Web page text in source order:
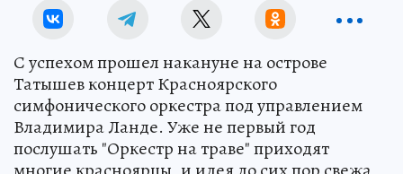
С успехом прошел накануне на острове
Татышев концерт Красноярского
симфонического оркестра под управлением
Владимира Ланде. Уже не первый год
послушать "Оркестр на траве" приходят